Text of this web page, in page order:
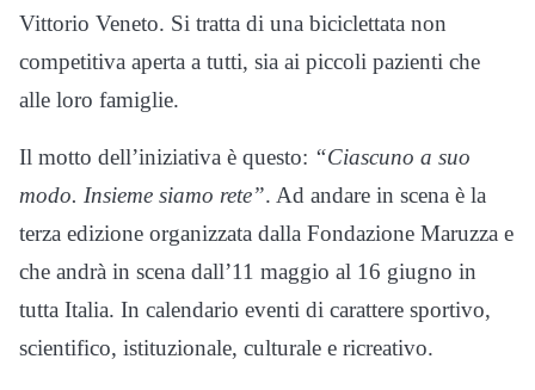
Vittorio Veneto. Si tratta di una biciclettata non
competitiva aperta a tutti, sia ai piccoli pazienti che
alle loro famiglie.
Il motto dell’iniziativa è questo: “Ciascuno a suo
modo. Insieme siamo rete”. Ad andare in scena è la
terza edizione organizzata dalla Fondazione Maruzza e
che andrà in scena dall’11 maggio al 16 giugno in
tutta Italia. In calendario eventi di carattere sportivo,
scientifico, istituzionale, culturale e ricreativo.